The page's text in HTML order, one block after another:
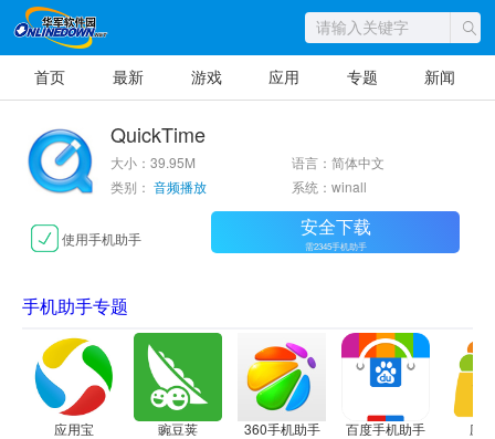
首页 最新 游戏 应用 专题 新闻
QuickTime
大小：39.95M
语言：简体中文
类别： 音频播放 系统：winall
使用手机助手 安全下载
需2345手机助手
手机助手专题
应用宝 豌豆荚 360手机助手 百度手机助手 应